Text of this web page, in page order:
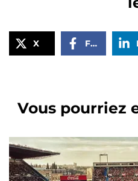
X Facebook
Vous pourriez